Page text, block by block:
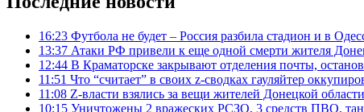
16:23 Футбола не будет – Россия разбила стадион и в
13:37 Атаки РФ привели к еще одной смерти жителя
12:44 В Краматорске закрывают отделения почты,
11:51 Что “считает” в своих z-сводках гауляйтер
11:08 Z-власти взялись за вещи жителей Донецкой
10:15 Уничтожены 2 вражеских РСЗО, 3 средств ПВО,